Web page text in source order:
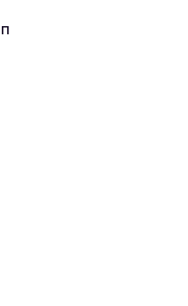
выгодные
чтобы мы